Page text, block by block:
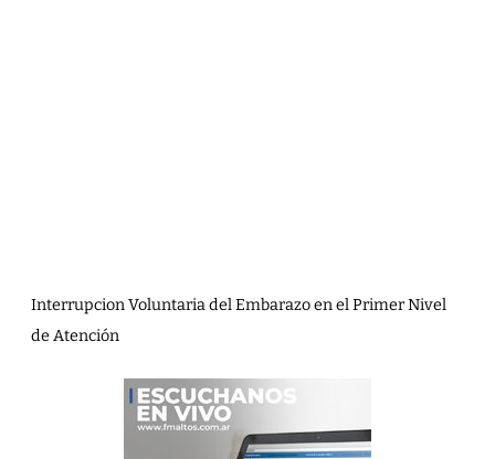
Interrupcion Voluntaria del Embarazo en el Primer Nivel
de Atención